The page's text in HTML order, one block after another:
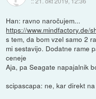
Han: ravno naročujem...
https://www.mindfactory.de/
s tem, da bom vzel samo 2
mi sestavijo. Dodatne rame
ceneje
Aja, pa Seagate napajalnik
scipascapa: ne, kar direkt